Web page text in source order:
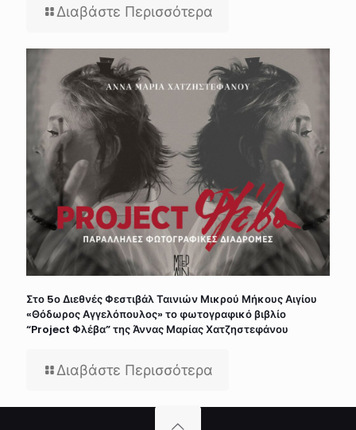
Διαβάστε Περισσότερα
Στο 5ο Διεθνές Φεστιβάλ Ταινιών Μικρού Μήκους Αιγίου
«Θόδωρος Αγγελόπουλος» το φωτογραφικό βιβλίο
“Project Φλέβα” της Άννας Μαρίας Χατζηστεφάνου
Διαβάστε Περισσότερα